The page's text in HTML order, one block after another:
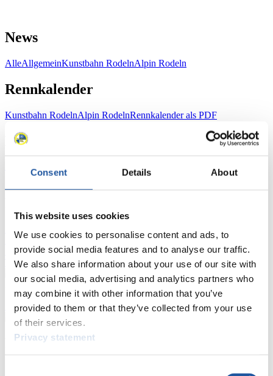
Consent Details About
This website uses cookies
We use cookies to personalise content and ads, to
provide social media features and to analyse our traffic.
We also share information about your use of our site with
our social media, advertising and analytics partners who
may combine it with other information that you’ve
provided to them or that they’ve collected from your use
of their services.
Privacy statement
News
AlleAllgemeinKunstbahn RodelnAlpin Rodeln
Rennkalender
Kunstbahn RodelnAlpin RodelnRennkalender als PDF
Ergebnisse
AktuellGesamtstände Statistiken
Live Streaming Kunstbahn Rodeln
Live Streaming Alpin
RodelnHighlights YOG Gangwon 2024
Ergebnis-Live-Ticker Kunstbahn
Tippspiel
Naturbahn
Zielgruppen Anzeigen
Für Presse- und Medienvertreter